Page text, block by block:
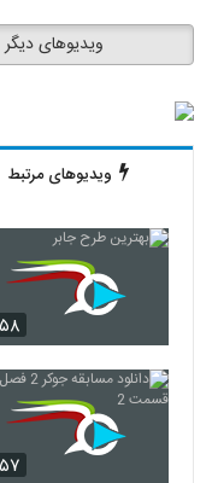
ویدیوهای دیگر
ویدیوهای مرتبط